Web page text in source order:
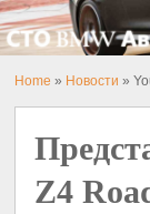
Home » Новости »
Z4